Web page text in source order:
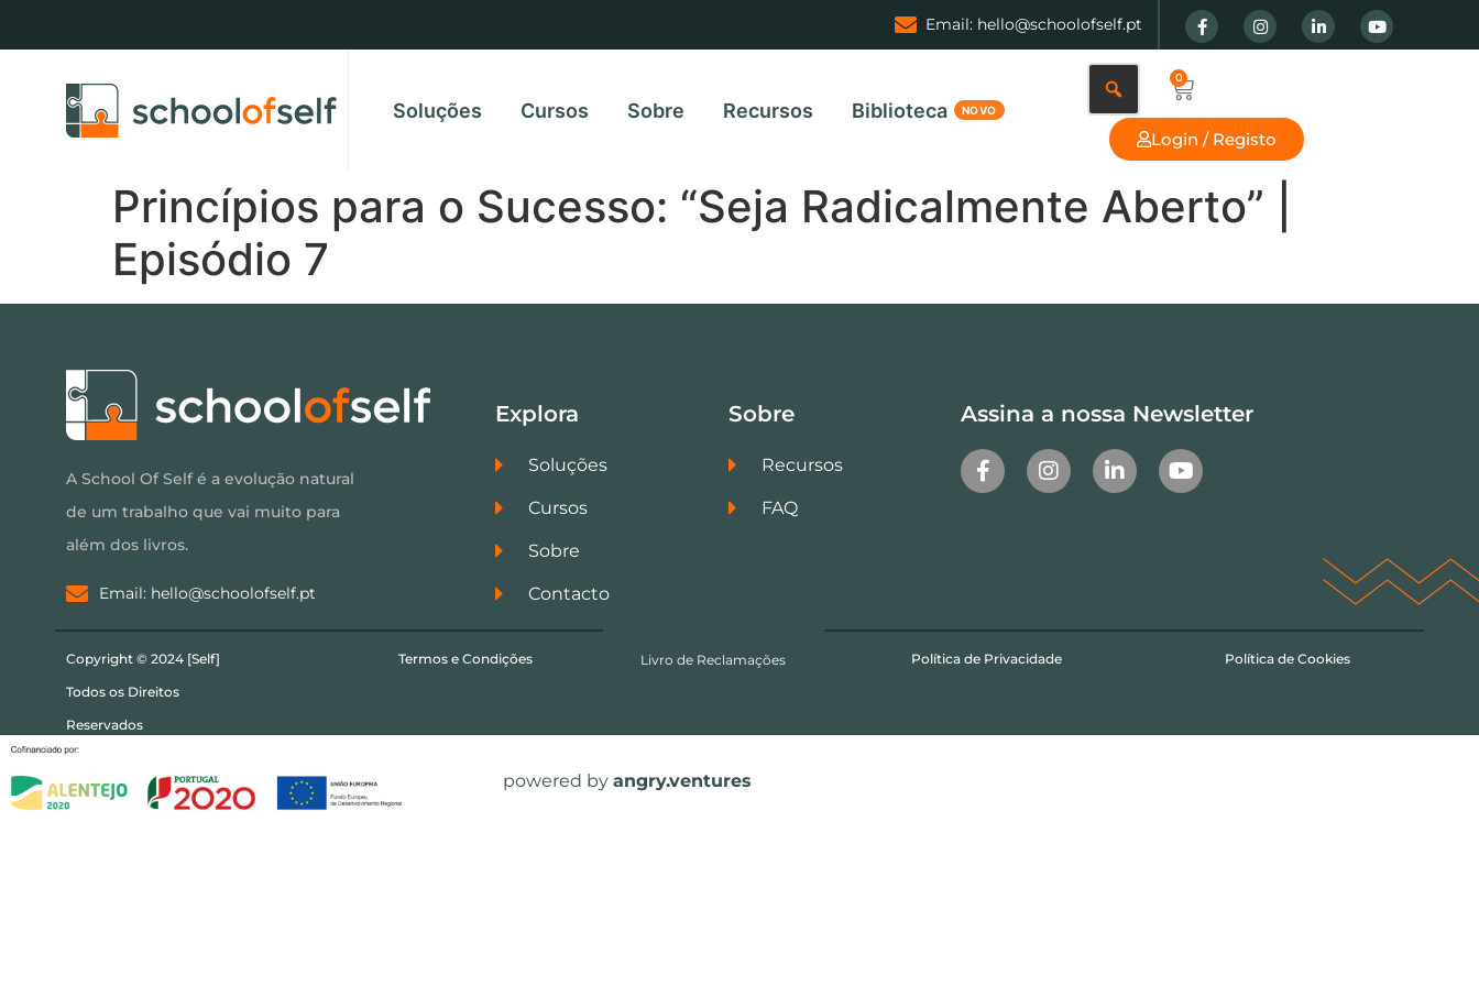
Email: hello@schoolofself.pt
Soluções Cursos Sobre Recursos Biblioteca
0
Login / Registo
Princípios para o Sucesso: “Seja Radicalmente Aberto” |
Episódio 7
A School Of Self é a evolução natural
de um trabalho que vai muito para
além dos livros.
Email: hello@schoolofself.pt
Explora
Soluções
Cursos
Sobre
Contacto
Sobre
Recursos
FAQ
Assina a nossa Newsletter
Copyright © 2024 [Self]
Todos os Direitos
Reservados
Termos e Condições Livro de Reclamações Política de Privacidade Política de Cookies
powered by angry.ventures